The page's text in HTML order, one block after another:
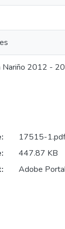
Nariño 2012 -
17515-1.pdf
447.87 KB
Adobe